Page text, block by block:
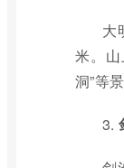
大
米。山
洞”等
3.